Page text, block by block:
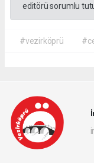
editörü sorumlu
#vezirköprü